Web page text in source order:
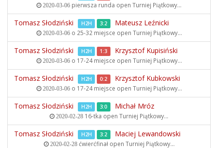
2020-03-06 pierwsza runda open Turniej Piątkowy...
Tomasz Słodziński H2H 3:2 Mateusz Leźnicki
2020-03-06o 25-32 miejsce open Turniej Piątkowy...
Tomasz Słodziński H2H 1:3 Krzysztof Kupisiński
2020-03-06o 17-24 miejsce open Turniej Piątkowy...
Tomasz Słodziński H2H 0:2 Krzysztof Kubkowski
2020-03-06o 17-24 miejsce open Turniej Piątkowy...
Tomasz Słodziński H2H 3:0 Michał Mróz
2020-02-28 16-tka open Turniej Piątkowy...
Tomasz Słodziński H2H 3:2 Maciej Lewandowski
2020-02-28ćwierćfinał open Turniej Piątkowy...